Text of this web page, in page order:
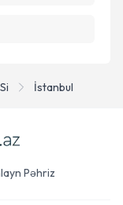
İstanbul
Pəhriz